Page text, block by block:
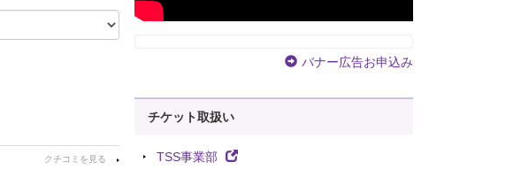
バナー広告お申込み
チケット取扱い
TSS事業部